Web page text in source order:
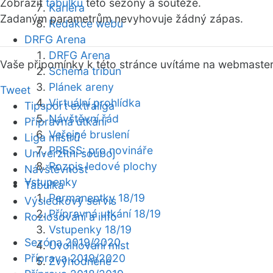
Kariéra
Redakce webu
DRFG Arena
DRFG Arena
Schéma tribun
Plánek areny
Virtuální prohlídka
Návštěvní řád
Veřejné bruslení
PRESS: pro novináře
Rozpis ledové plochy
Vstupenky
Permanentky 18/19
Přípravná utkání 18/19
Vstupenky 18/19
Uvolňování míst
Zvýhodněné
Zobrazit tabulku této sezóny a soutěže.
Zadaným parametrům nevyhovuje žádný zápas.
Vaše připomínky k této stránce uvítáme na webmaster
Tweet
Tipsport extraliga
Přípravná utkání
Liga mistrů
Univerzitní souboj
Návštěvnost
Tabulka
Výsledkový servis
Rozlosování a info
Sezóna 2019/2020
Příprava 2019/2020